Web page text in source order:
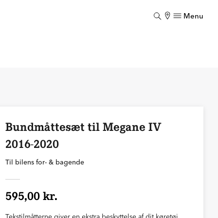
Menu
Bundmåttesæt til Megane IV
2016-2020
Til bilens for- & bagende
595,00 kr.